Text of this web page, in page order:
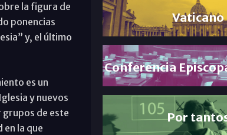
la figura de
ponencias
y, el último
es un
y nuevos
grupos de este
la que
Vaticano
Conferencia
Por